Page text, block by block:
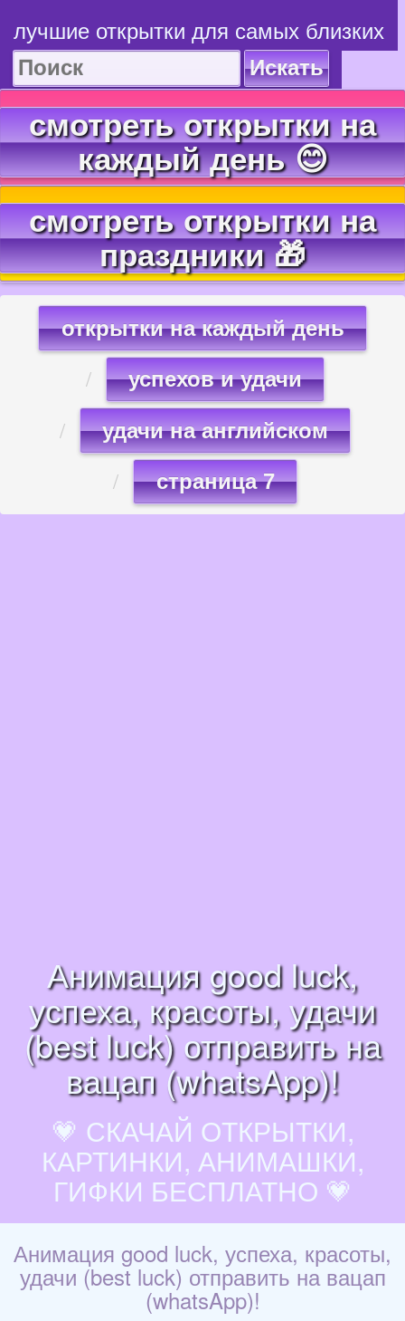
лучшие открытки для самых близких
Искать
смотреть открытки на
каждый день 😊
смотреть открытки на
праздники 🎁
открытки на каждый день
успехов и удачи
удачи на английском
страница 7
Анимация good luck,
успеха, красоты, удачи
(best luck) отправить на
вацап (whatsApp)!
💗 СКАЧАЙ ОТКРЫТКИ,
КАРТИНКИ, АНИМАШКИ,
ГИФКИ БЕСПЛАТНО 💗
Анимация good luck, успеха, красоты,
удачи (best luck) отправить на вацап
(whatsApp)!